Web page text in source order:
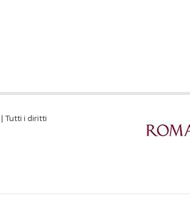
| Tutti i diritti